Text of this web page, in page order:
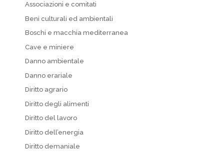
Associazioni e comitati
Beni culturali ed ambientali
Boschi e macchia mediterranea
Cave e miniere
Danno ambientale
Danno erariale
Diritto agrario
Diritto degli alimenti
Diritto del lavoro
Diritto dell’energia
Diritto demaniale